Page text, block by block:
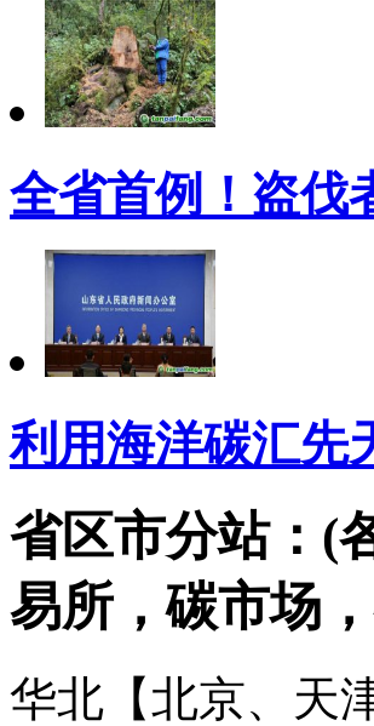
全省首例！盗伐
利用海洋碳汇先
省区市分站：(
易所，碳市场
华北【北京、天